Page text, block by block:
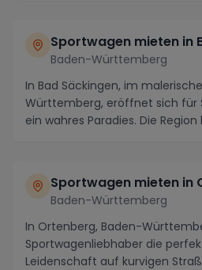
Sportwagen mieten in
Baden-Württemberg
In Bad Säckingen, im
Württemberg, eröffnet sich für
ein wahres Paradies. Die
Sportwagen mieten in
Baden-Württemberg
In Ortenberg, Baden-
Sportwagenliebhaber die
Leidenschaft auf kurvigen